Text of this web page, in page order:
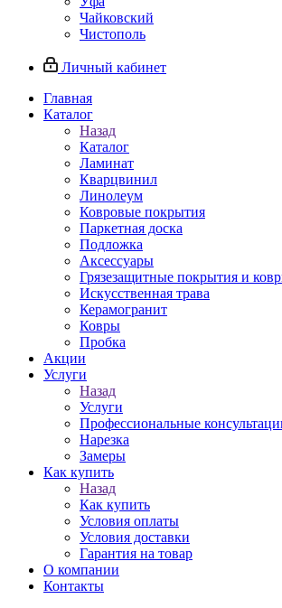
Чайковский
Чистополь
Личный кабинет
Главная
Каталог
Назад
Каталог
Ламинат
Кварцвинил
Линолеум
Ковровые покрытия
Паркетная доска
Подложка
Аксессуары
Грязезащитные покрытия и
Искусственная трава
Керамогранит
Ковры
Пробка
Акции
Услуги
Назад
Услуги
Профессиональные
Нарезка
Замеры
Как купить
Назад
Как купить
Условия оплаты
Условия доставки
Гарантия на товар
О компании
Контакты